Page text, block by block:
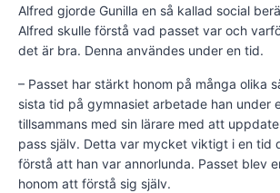
Alfred gjorde Gunilla en så kallad social
Alfred skulle förstå vad passet var och
det är bra. Denna användes under en tid.
– Passet har stärkt honom på många olika
sista tid på gymnasiet arbetade han under
tillsammans med sin lärare med att
pass själv. Detta var mycket viktigt i en tid
förstå att han var annorlunda. Passet blev
honom att förstå sig själv.